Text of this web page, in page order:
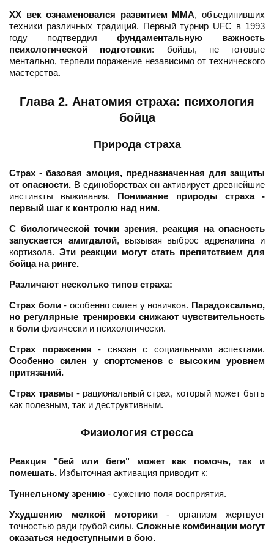
XX век ознаменовался развитием ММА, объединивших
техники различных традиций. Первый турнир UFC в 1993
году подтвердил фундаментальную важность
психологической подготовки: бойцы, не готовые
ментально, терпели поражение независимо от технического
мастерства.
Глава 2. Анатомия страха: психология
бойца
Природа страха
Страх - базовая эмоция, предназначенная для защиты
от опасности.В единоборствах он активирует древнейшие
инстинкты выживания. Понимание природы страха -
первый шаг к контролю над ним.
С биологической точки зрения, реакция на опасность
запускается амигдалой, вызывая выброс адреналина и
кортизола. Эти реакции могут стать препятствием для
бойца на ринге.
Различают несколько типов страха:
Страх боли- особенно силен у новичков. Парадоксально,
но регулярные тренировки снижают чувствительность
к боли физически и психологически.
Страх поражения - связан с социальными аспектами.
Особенно силен у спортсменов с высоким уровнем
притязаний.
Страх травмы - рациональный страх, который может быть
как полезным, так и деструктивным.
Физиология стресса
Реакция "бей или беги" может как помочь, так и
помешать. Избыточная активация приводит к:
Туннельному зрению - сужению поля восприятия.
Ухудшению мелкой моторики- организм жертвует
точностью ради грубой силы. Сложные комбинации могут
оказаться недоступными в бою.